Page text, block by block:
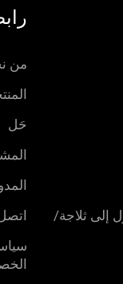
ثلاجة/
من
حَل